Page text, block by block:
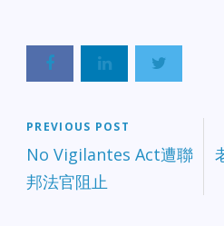
趨勢。 經濟警訊： 政策組
織發出預警，柴油價格上
漲將推升物流與民生物
城新動態： 考慮效法鄰市
設立「娛樂特區」，活化
商圈經濟。 首創項目： 舊
金山將迎來首個專為藝術
PREVIOUS POST
No Vigilantes Act遭聯
邦法官阻止